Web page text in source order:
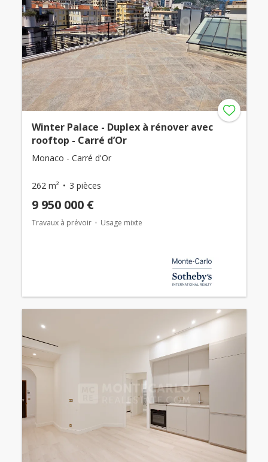
Winter Palace - Duplex à rénover avec
rooftop - Carré d’Or
Monaco - Carré d'Or
262 m² 3 pièces
9 950 000 €
Travaux à prévoir Usage mixte